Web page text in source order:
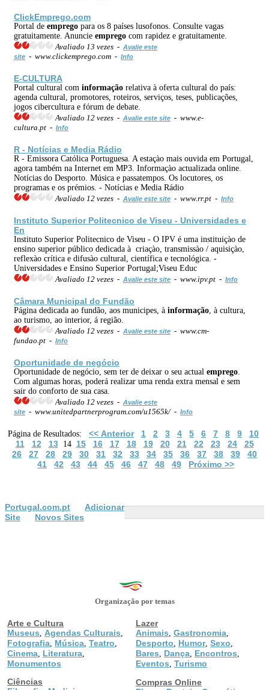
ClickEmprego.com
Portal de emprego para os 8 países lusofonos. Consulte vagas
gratuitamente. Anuncie emprego com rapidez e gratuitamente.
Avaliado 13 vezes - Avalie este
site - www.clickemprego.com - Info
E-CULTURA
Portal cultural com informação relativa à oferta cultural do país:
agenda cultural, promotores, roteiros, serviços, teses, publicações,
jogos cibercultura e fórum de debate.
Avaliado 12 vezes - Avalie este site - www.e-
cultura.pt - Info
R - Notícias e Media Rádio
R - Emissora Católica Portuguesa. A estaçào mais ouvida em Portugal,
agora também na Internet em MP3. Informaçào actualizada online.
Notícias do Desporto. Música e passatempos. Os locutores, os
programas e os prémios. - Notícias e Media Rádio
Avaliado 12 vezes - Avalie este site - www.rr.pt - Info
Instituto Superior Politecnico de Viseu - Universidades e
En
Instituto Superior Politecnico de Viseu - O IPV é uma instituiçào de
ensino superior público dedicada à criaçào, transmissào / aquisiçào,
reflexào crítica e difusào cultural, científica e tecnológica. -
Universidades e Ensino Superior Portugal;Viseu Educ
Avaliado 12 vezes - Avalie este site - www.ipv.pt - Info
Câmara Municipal do Fundão
Página dedicada ao fundão, aos municipes, à informação , à cultura,
ao turismo, ao interior, á região.
Avaliado 12 vezes - Avalie este site - www.cm-
fundao.pt - Info
Oportunidade de negócio
Oportunidade de negócio, sem ter de deixar o seu actual emprego
Com algumas horas, poderá realizar uma renda extra mensal e sem
sair do conforto de sua casa.
Avaliado 12 vezes - Avalie este
site - www.unitedpartnerprogram.com/u1565k/ - Info
Página de Resultados: << Anterior 1 2 3 4 5 6 7 8 9
10
11
12 1314 15 16 17 18 19 20 21 22 23 24
25
26
27 28 29 30 31 32 33 34 35 36 37 38 39
40
41
42 43 44 45 46 47 48 49 Próximo >>
Portugal.com.pt
Adicionar
Site
Novos Sites
Organização por temas
Arte e Cultura
Museus
Agendas Culturais
Fotografia Música Teatro
Cinema Literatura
Monumentos
Ciências
Lazer
Animais Gastronomia
Desporto Humor, Sexo
Bares Dança Encontros
Eventos Turismo
Compras Online